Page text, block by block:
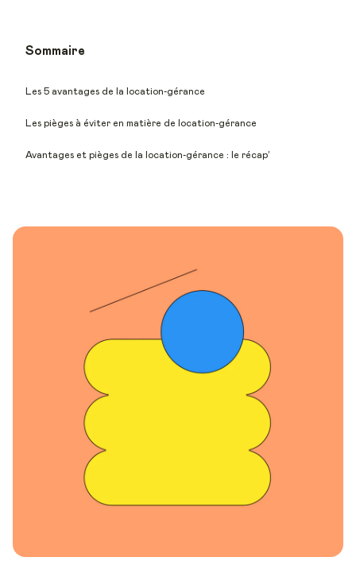
Sommaire
Les 5 avantages de la location-gérance
Les pièges à éviter en matière de location-gérance
Avantages et pièges de la location-gérance : le récap’